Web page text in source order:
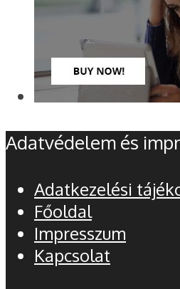
Adatvédelem és
Adatkezelési
Főoldal
Impresszum
Kapcsolat